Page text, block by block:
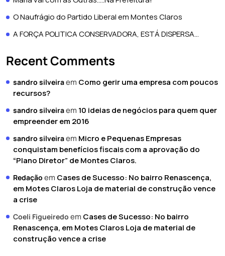
O Naufrágio do Partido Liberal em Montes Claros
A FORÇA POLITICA CONSERVADORA, ESTÁ DISPERSA…
Recent Comments
sandro silveiraem Como gerir uma empresa com poucos
recursos?
sandro silveiraem 10 ideias de negócios para quem quer
empreender em 2016
sandro silveiraem Micro e Pequenas Empresas
conquistam benefícios fiscais com a aprovação do
“Plano Diretor” de Montes Claros.
Redação em Cases de Sucesso: No bairro Renascença,
em Motes Claros Loja de material de construção vence
a crise
Coeli Figueiredo em Cases de Sucesso: No bairro
Renascença, em Motes Claros Loja de material de
construção vence a crise